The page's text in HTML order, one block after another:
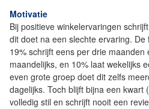
Motivatie
Bij positieve winkelervaringen
dit doet na een slechte ervaring.
19% schrijft eens per drie maanden
maandelijks, en 10% laat wekelijks
even grote groep doet dit zelfs
dagelijks. Toch blijft bijna een kwart
volledig stil en schrijft nooit een